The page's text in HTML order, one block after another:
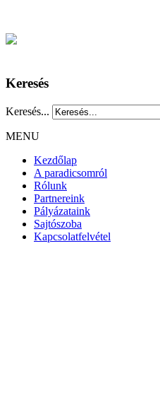
Keresés
Keresés...
MENU
Kezdőlap
A paradicsomról
Rólunk
Partnereink
Pályázataink
Sajtószoba
Kapcsolatfelvétel